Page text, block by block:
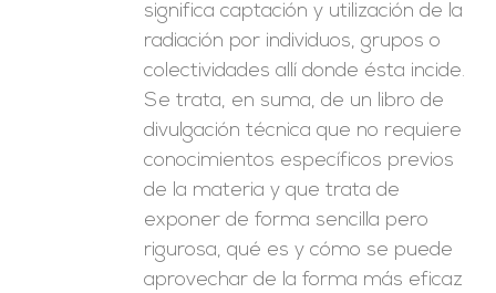
significa captación y utilización de la
radiación por individuos, grupos o
colectividades allí donde ésta incide.
Se trata, en suma, de un libro de
divulgación técnica que no requiere
conocimientos específicos previos
de la materia y que trata de
exponer de forma sencilla pero
rigurosa, qué es y cómo se puede
aprovechar de la forma más eficaz